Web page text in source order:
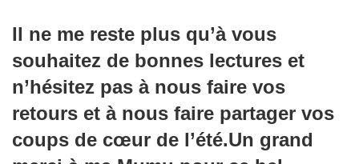
Il ne me reste plus qu’à vous
souhaitez de bonnes lectures et
n’hésitez pas à nous faire vos
retours et à nous faire partager vos
coups de cœur de l’été.Un grand